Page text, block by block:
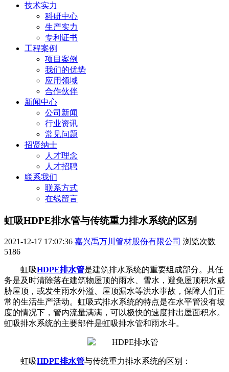
技术实力
科研中心
生产实力
专利证书
工程案例
项目案例
我们的优势
应用领域
合作伙伴
新闻中心
公司新闻
行业资讯
常见问题
招贤纳士
人才理念
人才招聘
联系我们
联系方式
在线留言
虹吸HDPE排水管与传统重力排水系统的区别
2021-12-17 17:07:36 嘉兴禹万川管材股份有限公司 浏览次数
5186
虹吸HDPE排水管是建筑排水系统的重要组成部分。其任
务是及时清除落在建筑物屋顶的雨水、雪水，避免屋顶积水威
胁屋顶，或发生雨水外溢、屋顶漏水等洪水事故，保障人们正
常的生活生产活动。虹吸式排水系统的特点是在水平管没有坡
度的情况下，管内流量满满，可以极快的速度排出屋面积水。
虹吸排水系统的主要部件是虹吸排水管和雨水斗。
虹吸HDPE排水管与传统重力排水系统的区别：